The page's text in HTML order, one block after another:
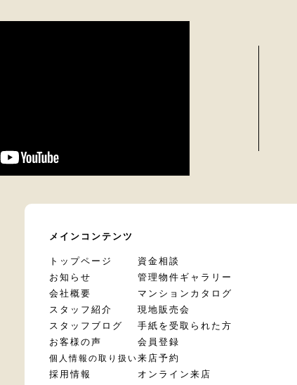
メインコンテンツ
トップページ
お知らせ
会社概要
スタッフ紹介
スタッフブログ
お客様の声
個人情報の取り扱い
採用情報
資金相談
管理物件ギャラリー
マンションカタログ
現地販売会
手紙を受取られた方
会員登録
来店予約
オンライン来店